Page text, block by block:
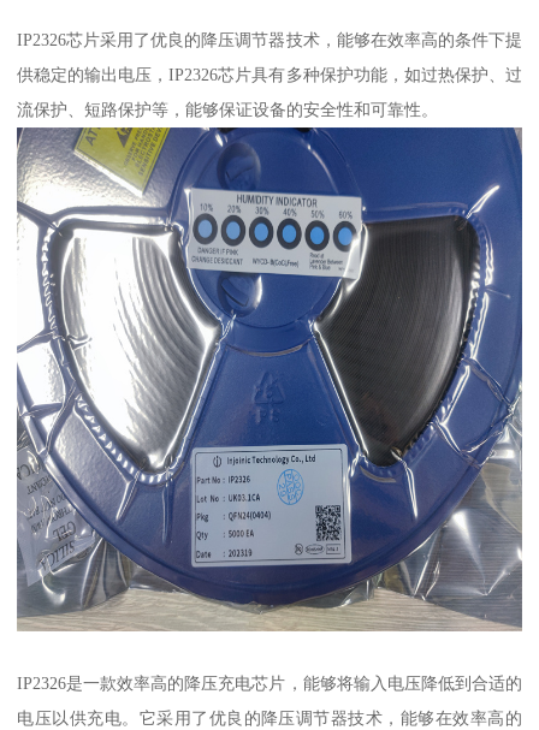
IP2326芯片采用了优良的降压调节器技术，能够在效率高的条件下提
供稳定的输出电压，IP2326芯片具有多种保护功能，如过热保护、过
流保护、短路保护等，能够保证设备的安全性和可靠性。
IP2326是一款效率高的降压充电芯片，能够将输入电压降低到合适的
电压以供充电。它采用了优良的降压调节器技术，能够在效率高的